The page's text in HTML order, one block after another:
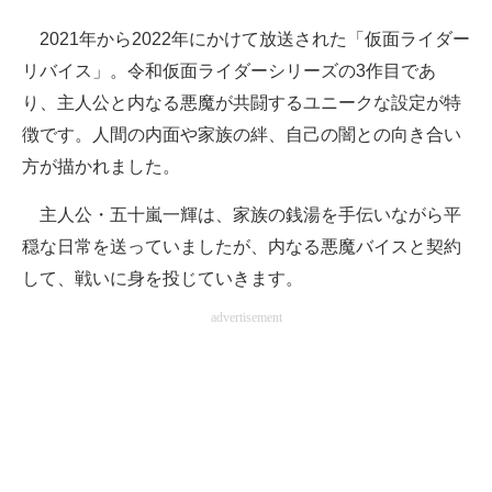
2021年から2022年にかけて放送された「仮面ライダー
リバイス」。令和仮面ライダーシリーズの3作目であ
り、主人公と内なる悪魔が共闘するユニークな設定が特
徴です。人間の内面や家族の絆、自己の闇との向き合い
方が描かれました。
主人公・五十嵐一輝は、家族の銭湯を手伝いながら平
穏な日常を送っていましたが、内なる悪魔バイスと契約
して、戦いに身を投じていきます。
advertisement